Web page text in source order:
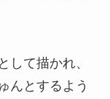
して描かれ、
んとするよう